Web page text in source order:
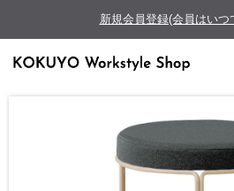
新規会員登録(会員はいつ